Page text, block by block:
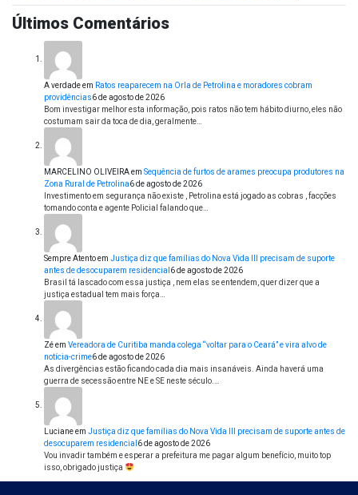
Últimos Comentários
A verdadeem Ratos reaparecem na Orla de Petrolina e moradores cobram
providências6 de agosto de 2026
Bom investigar melhor esta informação, pois ratos não tem hábito diurno, eles não
costumam sair da toca de dia, geralmente…
MARCELINO OLIVEIRAem Sequência de furtos de arames preocupa produtores na
Zona Rural de Petrolina6 de agosto de 2026
Investimento em segurança não existe , Petrolina está jogado as cobras , facções
tomando conta e agente Policial falando que…
Sempre Atentoem Justiça diz que famílias do Nova Vida III precisam de suporte
antes de desocuparem residencial 6 de agosto de 2026
Brasil tá lascado com essa justiça , nem elas se entendem, quer dizer que a
justiça estadual tem mais força…
Zéem Vereadora de Curitiba manda colega “voltar para o Ceará” e vira alvo de
notícia-crime6 de agosto de 2026
As divergências estão ficando cada dia mais insanáveis. Ainda haverá uma
guerra de secessão entre NE e SE neste século.…
Lucianeem Justiça diz que famílias do Nova Vida III precisam de suporte antes de
desocuparem residencial 6 de agosto de 2026
Vou invadir também e esperar a prefeitura me pagar algum benefício, muito top
isso, obrigado justiça